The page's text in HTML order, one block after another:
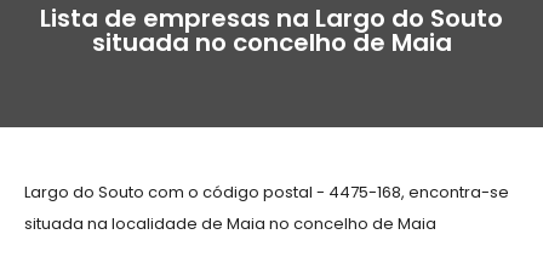
Lista de empresas na Largo do Souto
situada no concelho de Maia
Largo do Souto com o código postal - 4475-168, encontra-se
situada na localidade de Maia no concelho de Maia